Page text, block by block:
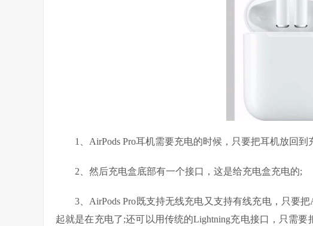
1、AirPods Pro耳机需要充电的时候，只要把耳机放回到
2、然后充电盒底部有一个接口，这是给充电盒充电的;
3、AirPods Pro既支持无线充电又支持有线充电，只要
起就是在充电了;还可以用传统的Lightning充电接口，只需